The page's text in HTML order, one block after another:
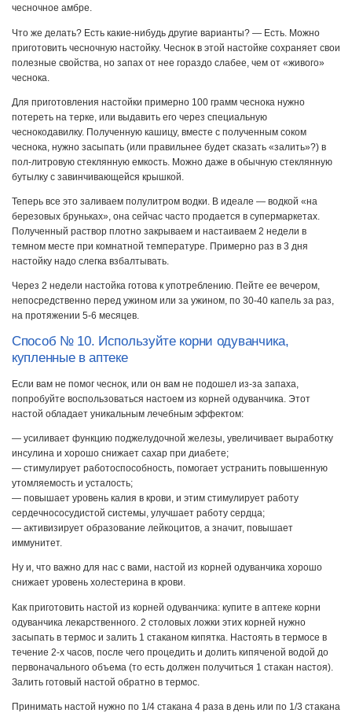
чесночное амбре.
Что же делать? Есть какие-нибудь другие варианты? — Есть. Можно
приготовить чесночную настойку. Чеснок в этой настойке сохраняет свои
полезные свойства, но запах от нее гораздо слабее, чем от «живого»
чеснока.
Для приготовления настойки примерно 100 грамм чеснока нужно
потереть на терке, или выдавить его через специальную
чеснокодавилку. Полученную кашицу, вместе с полученным соком
чеснока, нужно засыпать (или правильнее будет сказать «залить»?) в
пол-литровую стеклянную емкость. Можно даже в обычную стеклянную
бутылку с завинчивающейся крышкой.
Теперь все это заливаем полулитром водки. В идеале — водкой «на
березовых бруньках», она сейчас часто продается в супермаркетах.
Полученный раствор плотно закрываем и настаиваем 2 недели в
темном месте при комнатной температуре. Примерно раз в 3 дня
настойку надо слегка взбалтывать.
Через 2 недели настойка готова к употреблению. Пейте ее вечером,
непосредственно перед ужином или за ужином, по 30-40 капель за раз,
на протяжении 5-6 месяцев.
Способ № 10. Используйте корни одуванчика,
купленные в аптеке
Если вам не помог чеснок, или он вам не подошел из-за запаха,
попробуйте воспользоваться настоем из корней одуванчика. Этот
настой обладает уникальным лечебным эффектом:
— усиливает функцию поджелудочной железы, увеличивает выработку
инсулина и хорошо снижает сахар при диабете;
— стимулирует работоспособность, помогает устранить повышенную
утомляемость и усталость;
— повышает уровень калия в крови, и этим стимулирует работу
сердечнососудистой системы, улучшает работу сердца;
— активизирует образование лейкоцитов, а значит, повышает
иммунитет.
Ну и, что важно для нас с вами, настой из корней одуванчика хорошо
снижает уровень холестерина в крови.
Как приготовить настой из корней одуванчика: купите в аптеке корни
одуванчика лекарственного. 2 столовых ложки этих корней нужно
засыпать в термос и залить 1 стаканом кипятка. Настоять в термосе в
течение 2-х часов, после чего процедить и долить кипяченой водой до
первоначального объема (то есть должен получиться 1 стакан настоя).
Залить готовый настой обратно в термос.
Принимать настой нужно по 1/4 стакана 4 раза в день или по 1/3 стакана